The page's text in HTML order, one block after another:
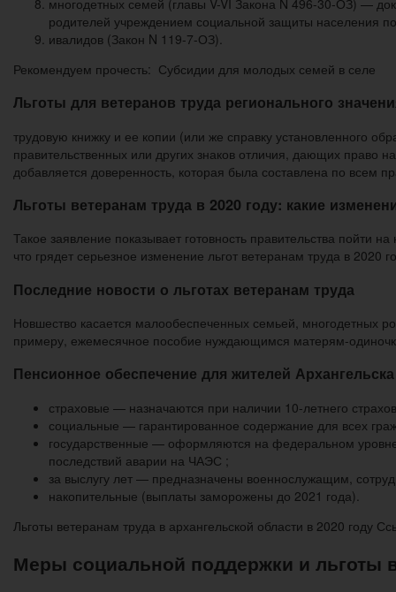
родителей учреждением социальной защиты населения
ивалидов (Закон N 119-7-ОЗ).
Рекомендуем прочесть: Субсидии для молодых семей в селе
Льготы для ветеранов труда регионального
трудовую книжку и ее копии (или же справку установленного
правительственных или других знаков отличия, дающих
добавляется доверенность, которая была составлена по всем
Льготы ветеранам труда в 2020 году: какие
Такое заявление показывает готовность правительства пойти
что грядет серьезное изменение льгот ветеранам труда в
Последние новости о льготах ветеранам труда
Новшество касается малообеспеченных семьей, многодетных
примеру, ежемесячное пособие нуждающимся матерям-
Пенсионное обеспечение для жителей
страховые — назначаются при наличии 10-летнего
социальные — гарантированное содержание для всех
государственные — оформляются на федеральном
последствий аварии на ЧАЭС ;
за выслугу лет — предназначены военнослужащим,
накопительные (выплаты заморожены до 2021 года).
Льготы ветеранам труда в архангельской области в 2020 году
Меры социальной поддержки и льготы